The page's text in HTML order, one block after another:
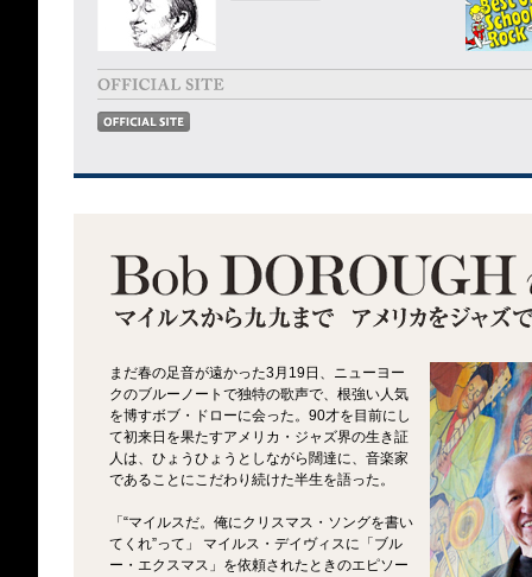
まだ春の足音が遠かった3月19日、ニューヨー
クのブルーノートで独特の歌声で、根強い人気
を博すボブ・ドローに会った。90才を目前にし
て初来日を果たすアメリカ・ジャズ界の生き証
人は、ひょうひょうとしながら闊達に、音楽家
であることにこだわり続けた半生を語った。
「“マイルスだ。俺にクリスマス・ソングを書い
てくれ”って」 マイルス・デイヴィスに「ブル
ー・エクスマス」を依頼されたときのエピソー